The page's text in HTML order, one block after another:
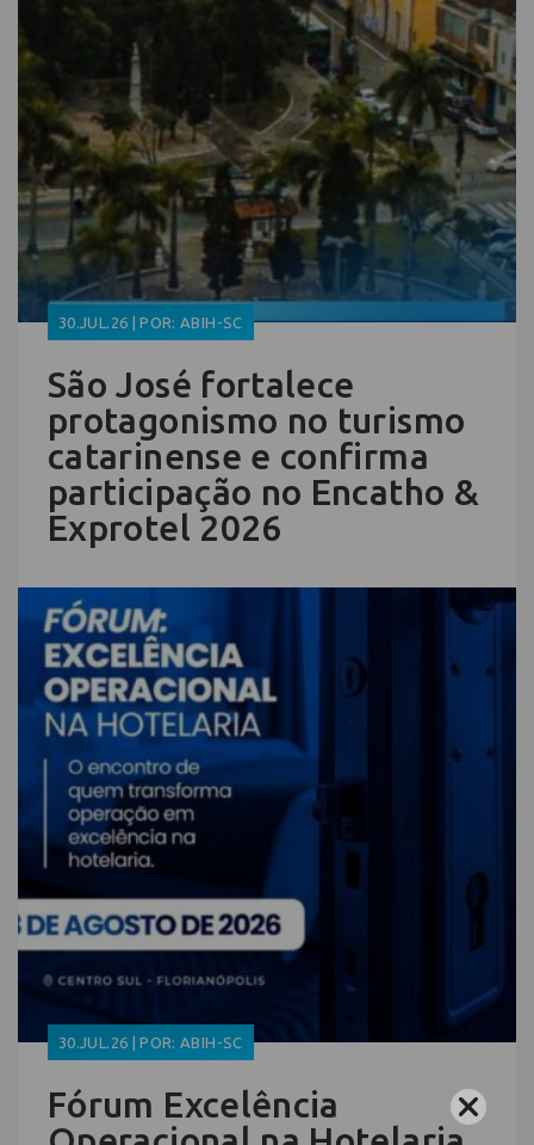
30.JUL.26 | POR: ABIH-SC
São José fortalece
protagonismo no turismo
catarinense e confirma
participação no Encatho &
Exprotel 2026
30.JUL.26 | POR: ABIH-SC
Fórum Excelência